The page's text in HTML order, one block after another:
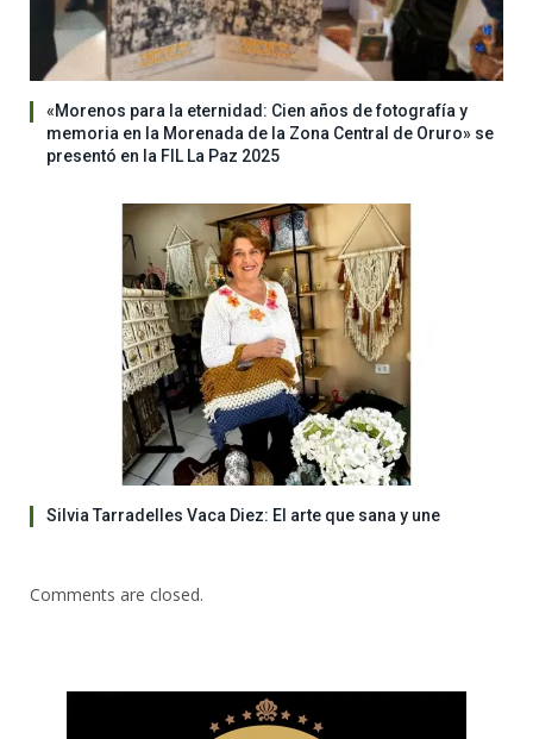
«Morenos para la eternidad: Cien años de fotografía y
memoria en la Morenada de la Zona Central de Oruro» se
presentó en la FIL La Paz 2025
Silvia Tarradelles Vaca Diez: El arte que sana y une
Comments are closed.